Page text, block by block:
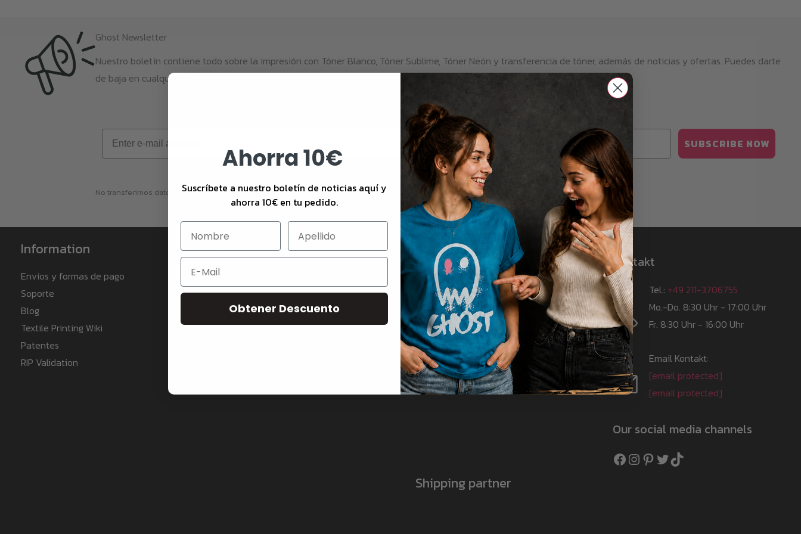
Ghost Newsletter
Nuestro boletín contiene todo sobre la impresión con Tóner Blanco, Tóner Sublime, Tóner Neón y transferencia de tóner, además de noticias y ofertas. Puedes darte
de baja en cualquier momento.
Email
SUBSCRIBE NOW
No transferimos datos a terceros. Puedes darte de baja en cualquier momento. Puedes encontrar nuestra política de privacidad aquí.
Information
Envíos y formas de pago
Soporte
Blog
Textile Printing Wiki
Patentes
RIP Validation
Products
Ghost Bundles
Consumibles de tóner
Artículos de promoción
Papeles y productos de papelería
Safe payment methods
Shipping partner
Kontakt
Tel.: +49 211-3706755
Mo.-Do. 8:30 Uhr - 17:00 Uhr
Fr. 8:30 Uhr - 16:00 Uhr
Email Kontakt:
[email protected]
[email protected]
Our social media channels
Facebook
Instagram
Pinterest
Twitter
TikTok
Ahorra 10€
Suscríbete a nuestro boletín de noticias aquí y
ahorra 10€ en tu pedido.
Email
Obtener Descuento